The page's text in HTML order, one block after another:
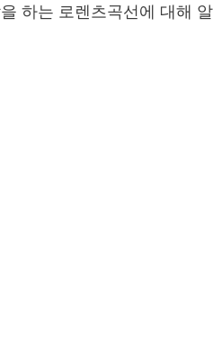
하는 로렌츠곡선에 대해 알